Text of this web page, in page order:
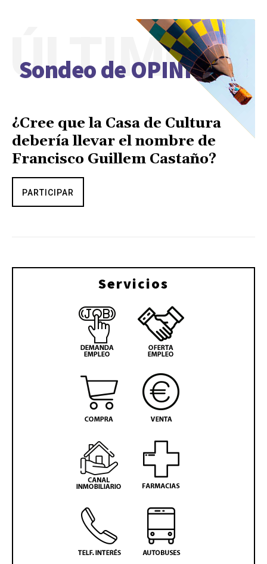
Sondeo de OPINIÓN
ÚLTIMO
¿Cree que la Casa de Cultura
debería llevar el nombre de
Francisco Guillem Castaño?
PARTICIPAR
Servicios